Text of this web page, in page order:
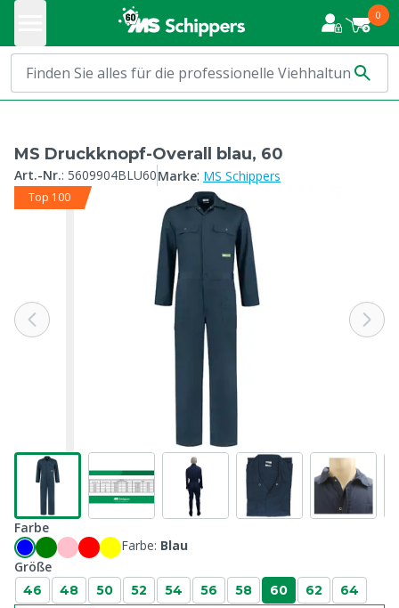
0
MS Druckknopf-Overall blau, 60
Art.-Nr.: 5609904BLU60Marke: MS Schippers
Top 100
Farbe
Farbe: Blau
Größe
46 48 50 52 54 56 58 60 62 64